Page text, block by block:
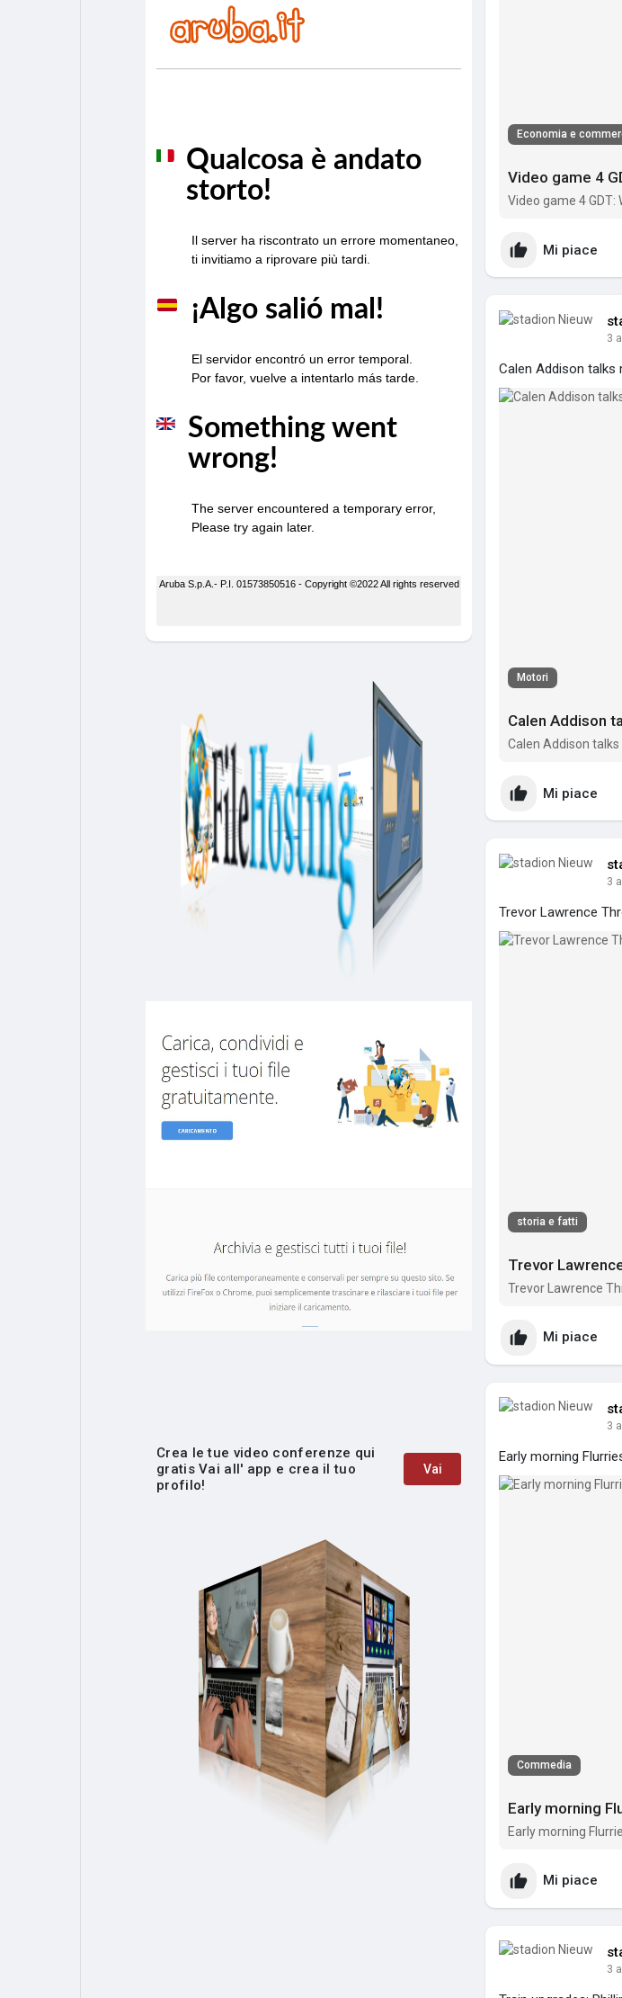
Crea le tue video conferenze qui
gratis Vai all' app e crea il tuo
profilo!
Vai
Economia e
Video game 4
Video game 4
Mi piace
3
Calen Addison talks
Motori
Calen Addison
Calen Addison
Mi piace
3
Trevor Lawrence
storia e fatti
Trevor
Trevor Lawrence
Mi piace
3
Early morning
Commedia
Early morning
Early morning
Mi piace
3